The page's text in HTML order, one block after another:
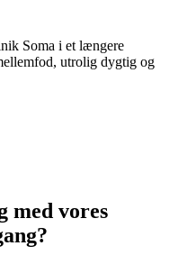
Soma i et længere
utrolig dygtig og
med vores